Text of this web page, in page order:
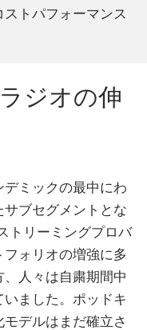
トパフォーマンス
ジオの伸
ミックの最中にわ
ブセグメントとな
トリーミングプロバ
ォリオの増強に多
人々は自粛期間中
ました。ポッドキ
デルはまだ確立さ